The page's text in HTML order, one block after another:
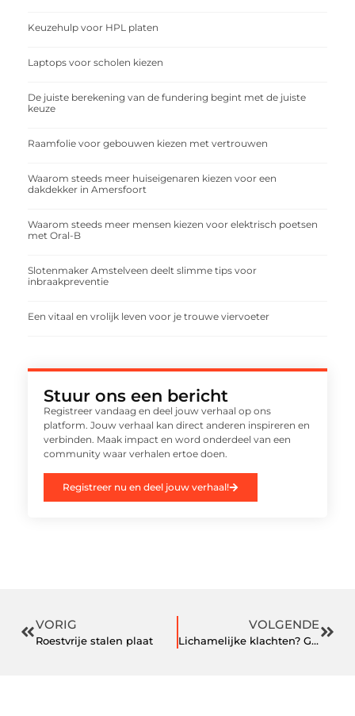
Keuzehulp voor HPL platen
Laptops voor scholen kiezen
De juiste berekening van de fundering begint met de juiste
keuze
Raamfolie voor gebouwen kiezen met vertrouwen
Waarom steeds meer huiseigenaren kiezen voor een
dakdekker in Amersfoort
Waarom steeds meer mensen kiezen voor elektrisch poetsen
met Oral-B
Slotenmaker Amstelveen deelt slimme tips voor
inbraakpreventie
Een vitaal en vrolijk leven voor je trouwe viervoeter
Stuur ons een bericht
Registreer vandaag en deel jouw verhaal op ons
platform. Jouw verhaal kan direct anderen inspireren en
verbinden. Maak impact en word onderdeel van een
community waar verhalen ertoe doen.
Registreer nu en deel jouw verhaal!
VORIG
Roestvrije stalen plaat
VOLGENDE
Lichamelijke klachten? Ga naar een manueel therapeut in Ede